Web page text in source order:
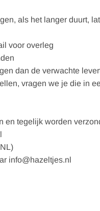
als het langer duurt,
voor overleg
dan de verwachte
vragen we je die in
en tegelijk worden
info@hazeltjes.nl
| 30-54, verwachte